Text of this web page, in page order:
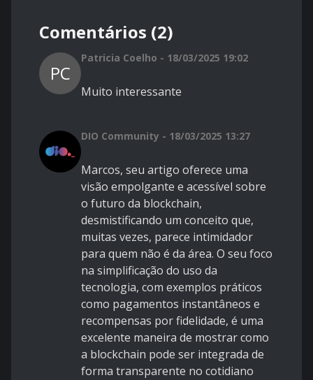
Comentários (2)
PC
Patricia Coelho - 18/03/2025 19:02
Muito interessante
DIO Community - 18/03/2025 13:27
Marcos, seu artigo oferece uma
visão empolgante e acessível sobre
o futuro da blockchain,
desmistificando um conceito que,
muitas vezes, parece intimidador
para quem não é da área. O seu foco
na simplificação do uso da
tecnologia, com exemplos práticos
como pagamentos instantâneos e
recompensas por fidelidade, é uma
excelente maneira de mostrar como
a blockchain pode ser integrada de
forma transparente no cotidiano